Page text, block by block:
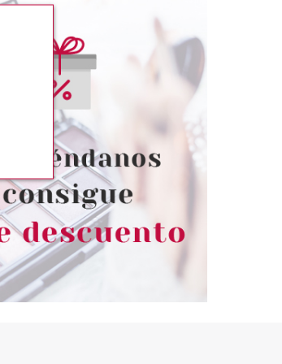
ESSENCE JUICY BOMB PARTY
BRILLO DE LABIOS BRILLANTE
04 KIWI KISSES
Pvr 1.79€
-18%
desde